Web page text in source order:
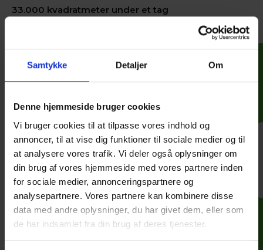
Samtykke Detaljer Om
Denne hjemmeside bruger cookies
Vi bruger cookies til at tilpasse vores indhold og
annoncer, til at vise dig funktioner til sociale medier og til
at analysere vores trafik. Vi deler også oplysninger om
din brug af vores hjemmeside med vores partnere inden
for sociale medier, annonceringspartnere og
analysepartnere. Vores partnere kan kombinere disse
data med andre oplysninger, du har givet dem, eller som
de har indsamlet fra din brug af deres tjenester.
33.000 kvadratmeter under et tag
Masser af muligheder for at lave grupperum
Detaljer
Tæt på offentlig transport
Nemt og enkelt at kommer hertil
Parkering
Flere end 3.000 gratis parkeringspladser
Detaljer
Teknik og AV-udstyr Detaljer